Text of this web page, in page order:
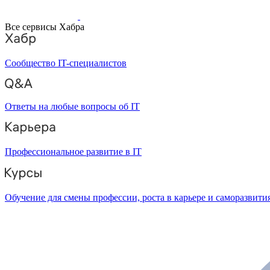
Все сервисы Хабра
Сообщество IT-специалистов
Ответы на любые вопросы об IT
Профессиональное развитие в IT
Обучение для смены профессии, роста в карьере и